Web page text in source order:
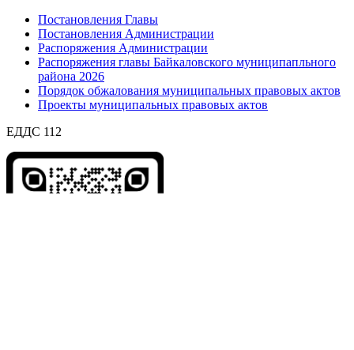
Постановления Главы
Постановления Администрации
Распоряжения Администрации
Распоряжения главы Байкаловского муниципапльного
района 2026
Порядок обжалования муниципальных правовых актов
Проекты муниципальных правовых актов
ЕДДС 112